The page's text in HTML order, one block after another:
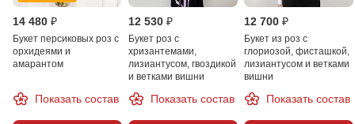
14 480 ₽
Букет персиковых роз с
орхидеями и
амарантом
Показать состав
12 530 ₽
Букет роз с
хризантемами,
лизиантусом, гвоздикой
и ветками вишни
Показать состав
12 700 ₽
Букет из роз с
глориозой, фисташкой,
лизиантусом и ветками
вишни
Показать состав